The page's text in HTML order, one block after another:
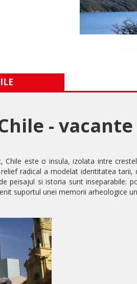
-
Chile este o insula, izolata intre
radical a modelat identitatea tarii,
peisajul si istoria sunt inseparabile:
suportul unei memorii arheologice